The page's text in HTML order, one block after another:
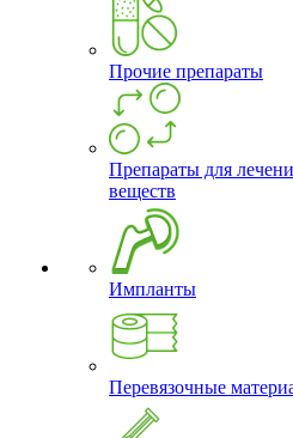
Прочие препараты
Препараты для
веществ
Импланты
Перевязочные